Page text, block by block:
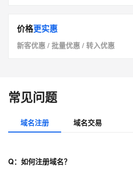
价格更实惠
新客优惠 / 批量优惠 / 转入优惠
常见问题
域名注册 域名交易
Q： 如何注册域名？